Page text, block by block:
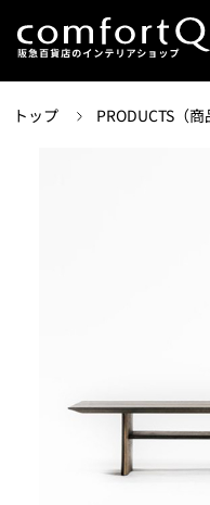
トップ PRODUCTS（商